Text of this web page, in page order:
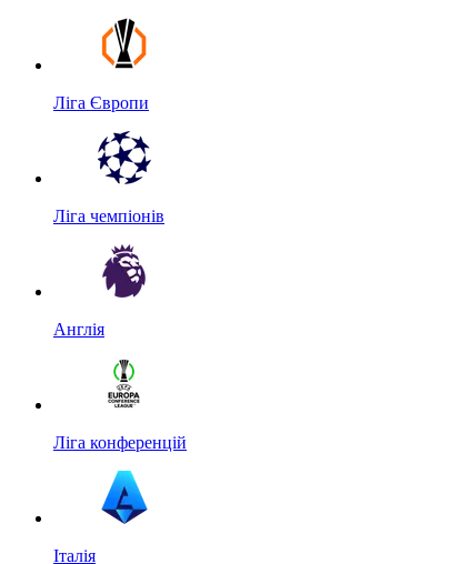
Ліга Європи
Ліга чемпіонів
Англія
Ліга конференцій
Італія